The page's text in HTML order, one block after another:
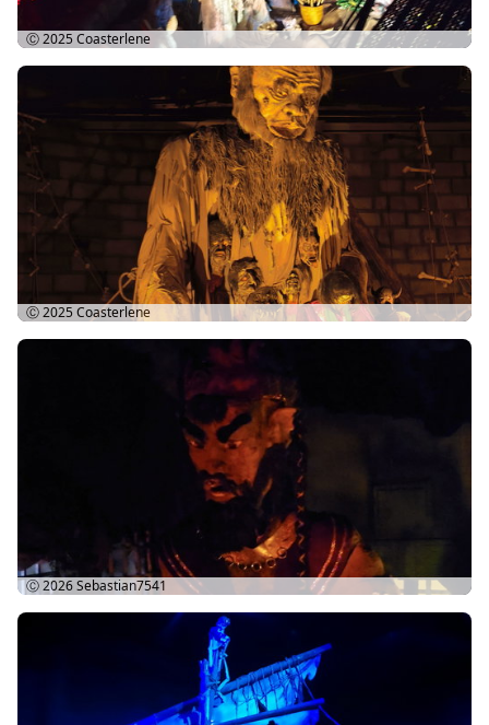
Ⓒ 2025Coasterlene
Ⓒ 2025Coasterlene
Ⓒ 2026Sebastian7541